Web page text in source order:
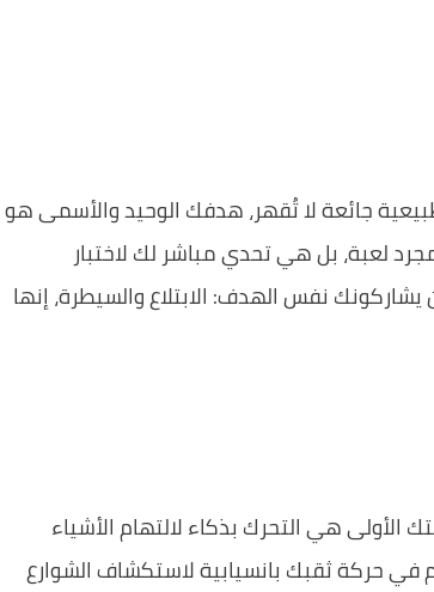
جائعة لا تُقهر، هدفك الوحيد والأسمى هو
لعبة، بل هي تحدي مباشر لك لاختبار
نفس الهدف: الابتلاع والسيطرة، إنها
هي التحرك بذكاء لالتهام الأشياء
في حركة ثقبك بانسيابية لاستكشاف الشوارع